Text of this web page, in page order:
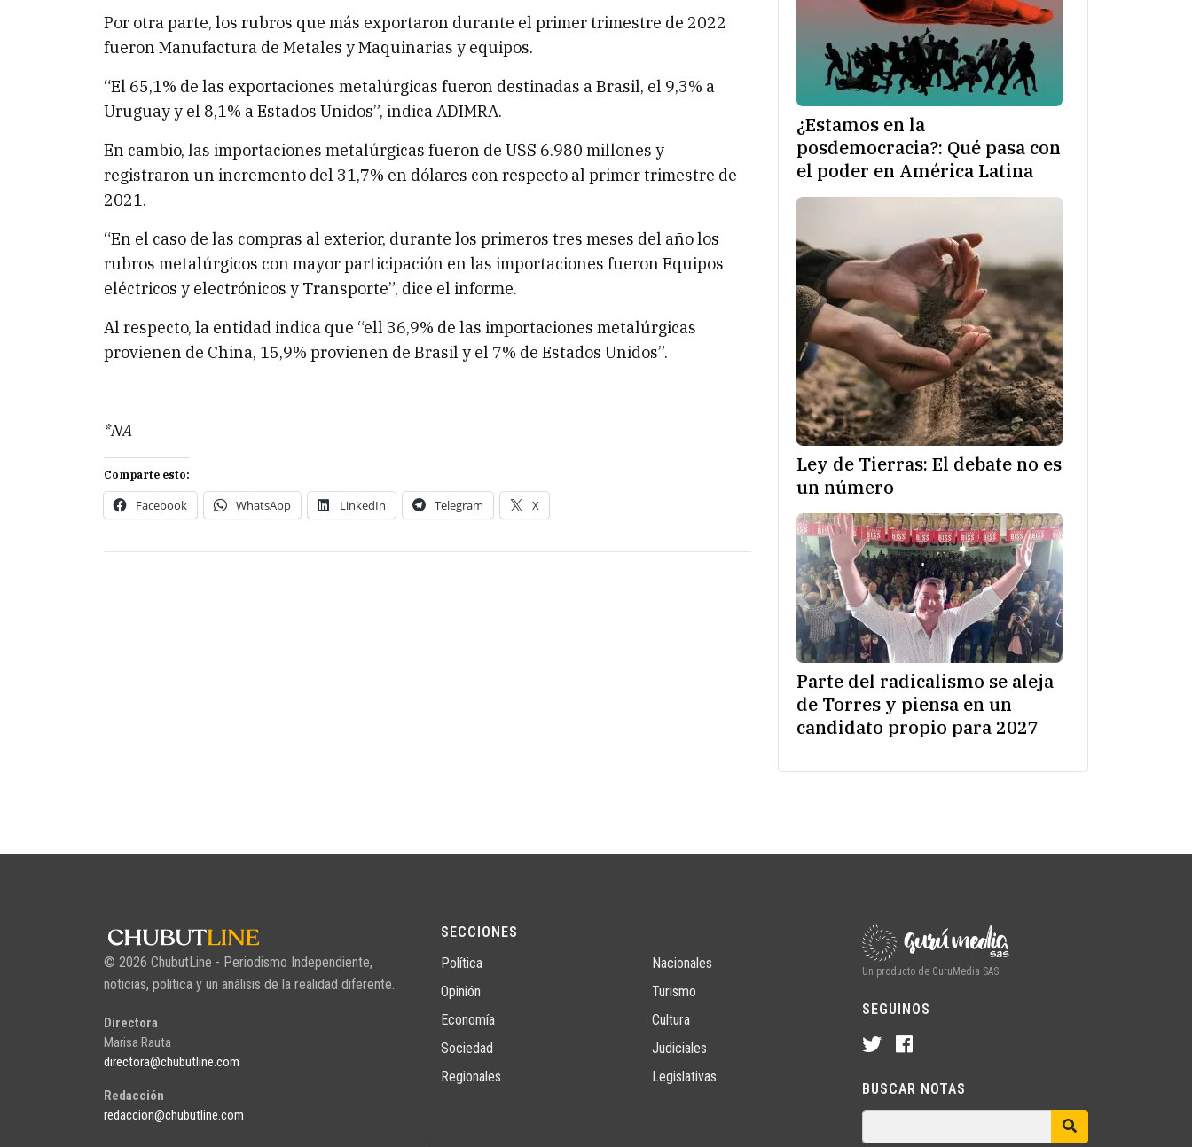
Por otra parte, los rubros que más exportaron durante el primer trimestre de 2022
fueron Manufactura de Metales y Maquinarias y equipos.
“El 65,1% de las exportaciones metalúrgicas fueron destinadas a Brasil, el 9,3% a
Uruguay y el 8,1% a Estados Unidos”, indica ADIMRA.
En cambio, las importaciones metalúrgicas fueron de U$S 6.980 millones y
registraron un incremento del 31,7% en dólares con respecto al primer trimestre de
2021.
“En el caso de las compras al exterior, durante los primeros tres meses del año los
rubros metalúrgicos con mayor participación en las importaciones fueron Equipos
eléctricos y electrónicos y Transporte”, dice el informe.
Al respecto, la entidad indica que “ell 36,9% de las importaciones metalúrgicas
provienen de China, 15,9% provienen de Brasil y el 7% de Estados Unidos”.
*NA
Comparte esto:
Facebook WhatsApp LinkedIn Telegram X
¿Estamos en la
posdemocracia?: Qué pasa con
el poder en América Latina
Ley de Tierras: El debate no es
un número
Parte del radicalismo se aleja
de Torres y piensa en un
candidato propio para 2027
© 2026 ChubutLine - Periodismo Independiente,
noticias, politica y un análisis de la realidad diferente.
Directora
Marisa Rauta
directora@chubutline.com
Redacción
redaccion@chubutline.com
SECCIONES
Política
Opinión
Economía
Sociedad
Regionales
Nacionales
Turismo
Cultura
Judiciales
Legislativas
Un producto de GuruMedia SAS
SEGUINOS
BUSCAR NOTAS